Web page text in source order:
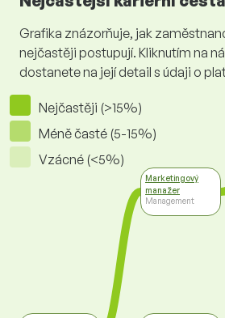
Grafika znázorňuje, jak
nejčastěji postupují. Kliknutím na
dostanete na její detail s údaji o
Nejčastěji (>15%)
Méně časté (5-15%)
Vzácné (<5%)
Marketingový
manažer
Management